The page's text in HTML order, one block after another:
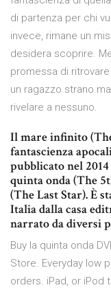
di partenza per chi
invece, rimane un
desidera scoprire.
promessa di ritrovare
un ragazzo strano
rivelare a nessuno.
Il mare infinito
fantascienza
pubblicato nel
quinta onda (The
(The Last Star). È
Italia dalla casa
narrato da diversi
Buy la quinta onda
Store. Everyday low
orders. iPad, or iPod